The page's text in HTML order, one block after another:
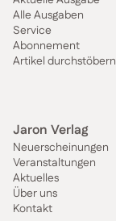
Alle Ausgaben
Service
Abonnement
Artikel durchstöbern
Jaron Verlag
Neuerscheinungen
Veranstaltungen
Aktuelles
Über uns
Kontakt